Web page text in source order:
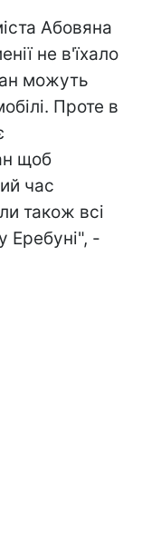
Абовяна
не в'їхало
можуть
Проте в
щоб
час
також всі
Еребуні", -